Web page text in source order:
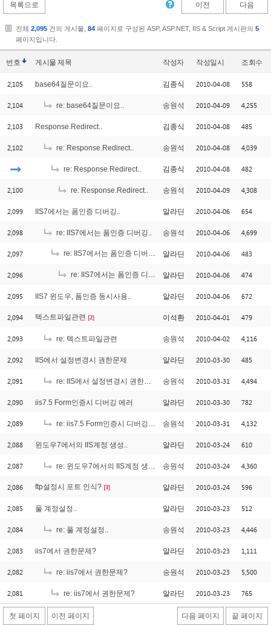
목록으로 이전 다음
전체 2,095 건의 게시물, 84 페이지로 구성된 ASP, ASP.NET, IIS & Script 게시판의 5
페이지입니다.
번호 게시물제목 작성자 작성일시 조회수
2,105 base64질문이요.. 김종식 2010-04-08 558
2,104 re: base64질문이요.. 송원석 2010-04-09 4,255
2,103 Response.Redirect.. 김종식 2010-04-08 485
2,102 re: Response.Redirect.. 송원석 2010-04-08 4,039
re: Response.Redirect.. 김종식 2010-04-08 482
2,100 re: Response.Redirect.. 송원석 2010-04-09 4,308
2,099 IIS7에서는 폼인증 디버깅.. 알라딘 2010-04-06 654
2,098 re: IIS7에서는 폼인증 디버깅.. 송원석 2010-04-06 4,699
2,097 re: IIS7에서는 폼인증 디버깅.. [1]
알라딘 2010-04-06 483
2,096 re: IIS7에서는 폼인증 디버깅.. [2]
알라딘 2010-04-06 474
2,095 IIS7 윈도우, 폼인증 동시사용.. 알라딘 2010-04-06 672
2,094 텍스트파일관련 [2] 이석환 2010-04-01 479
2,093 re: 텍스트파일관련 송원석 2010-04-02 4,116
2,092 IIS에서 설정변경시 권한문제 알라딘 2010-03-30 485
2,091 re: IIS에서 설정변경시 권한문제 송원석 2010-03-31 4,494
2,090 iis7.5 Form인증시 디버깅 에러 알라딘 2010-03-30 782
2,089 re: iis7.5 Form인증시 디버깅 에러 송원석 2010-03-31 4,132
2,088 윈도우7에서의 IIS계정 생성.. 알라딘 2010-03-24 610
2,087 re: 윈도우7에서의 IIS계정 생성.. 송원석 2010-03-24 4,360
2,086 ftp설정시 포트 인식? [3] 알라딘 2010-03-24 596
2,085 풀 계정설정.. 알라딘 2010-03-23 512
2,084 re: 풀 계정설정.. 송원석 2010-03-23 4,446
2,083 iis7에서 권한문제? 알라딘 2010-03-23 1,111
2,082 re: iis7에서 권한문제? 송원석 2010-03-23 5,500
2,081 re: iis7에서 권한문제? 알라딘 2010-03-23 765
첫 페이지 이전 페이지 다음 페이지 끝 페이지